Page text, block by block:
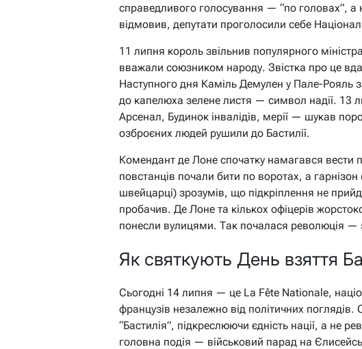
справедливого голосування — “по головах”, а
відмовив, депутати проголосили себе
11 липня король звільнив популярного
вважали союзником народу. Звістка про це
Наступного дня Каміль Демулен у Пале-Рояль
до капелюха зелене листя — символ надії. 13
Арсенал, Будинок інвалідів, мерії — шукав
озброєних людей рушили до Бастилії.
Комендант де Лоне спочатку намагався вести
повстанців почали бити по воротах, а гарнізон
швейцарці) зрозумів, що підкріплення не
пробачив. Де Лоне та кількох офіцерів
понесли вулицями. Так почалася революція — з
Як святкують День взяття
Сьогодні 14 липня — це La Fête Nationale,
французів незалежно від політичних поглядів.
“Бастилія”, підкреслюючи єдність нації, а не
головна подія — військовий парад на